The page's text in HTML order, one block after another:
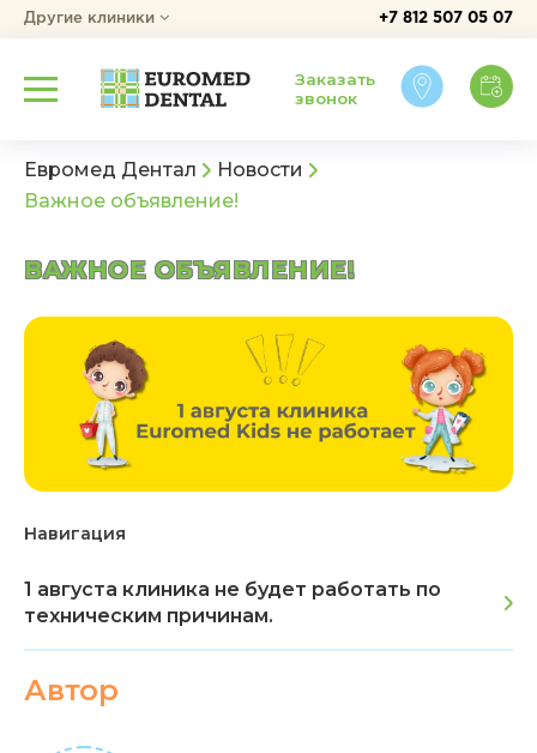
+7 812 507 05 07
Другие клиники
Заказать
звонок
Евромед Дентал
Новости
Важное объявление!
ВАЖНОЕ ОБЪЯВЛЕНИЕ!
Навигация
1 августа клиника не будет работать по
техническим причинам.
Автор